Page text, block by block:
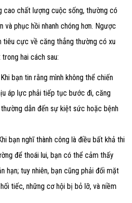
cao chất lượng cuộc sống, thường có
và phục hồi nhanh chóng hơn. Ngược
tiêu cực về căng thẳng thường có xu
hai cách sau:
Khi bạn tin rằng mình không thể chiến
áp lực phải tiếp tục bước đi, căng
dẫn đến sự kiệt sức hoặc bệnh
bạn nghĩ thành công là điều bất khả thi
để thoái lui, bạn có thể cảm thấy
hạn; tuy nhiên, bạn cũng phải đối mặt
tiếc, những cơ hội bị bỏ lỡ, và niềm